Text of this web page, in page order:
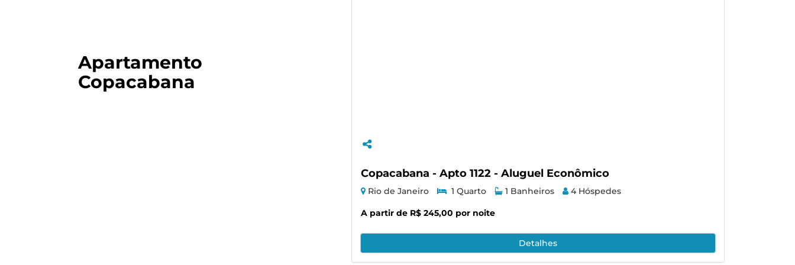
Apartamento
Copacabana
Copacabana - Apto 1122 - Aluguel Econômico
Rio de Janeiro 1 Quarto 1 Banheiros 4 Hóspedes
A partir de R$ 245,00 por noite
Detalhes